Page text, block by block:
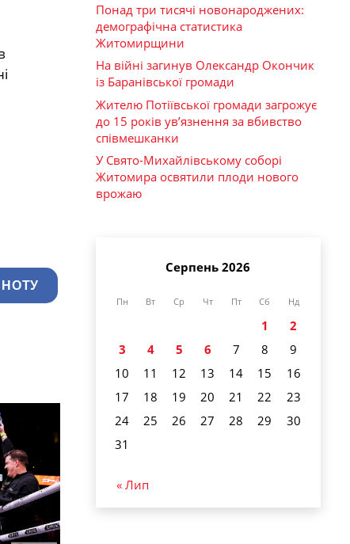
Понад три тисячі новонароджених:
демографічна статистика
Житомирщини
На війні загинув Олександр Окончик
із Баранівської громади
Жителю Потіївської громади загрожує
до 15 років ув’язнення за вбивство
співмешканки
У Свято-Михайлівському соборі
Житомира освятили плоди нового
врожаю
Серпень 2026
Пн Вт Ср Чт Пт Сб Нд
1
2
3
4 5 6 7 8
9
10
11 12 13 14 15
16
17
18 19 20 21 22
23
24
25 26 27 28 29
30
31
« Лип